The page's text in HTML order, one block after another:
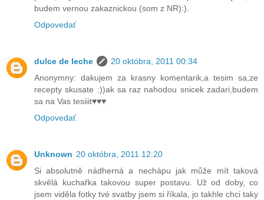
budem vernou zakaznickou (som z NR):).
Odpovedať
dulce de leche
20 októbra, 2011 00:34
Anonymny: dakujem za krasny komentarik,a tesim sa,ze
recepty skusate :))ak sa raz nahodou snicek zadari,budem
sa na Vas tesiiit♥♥♥
Odpovedať
Unknown 20 októbra, 2011 12:20
Si absolutně nádherná a nechápu jak může mít taková
skvělá kuchařka takovou super postavu. Už od doby, co
jsem viděla fotky tvé svatby jsem si říkala, jo takhle chci taky